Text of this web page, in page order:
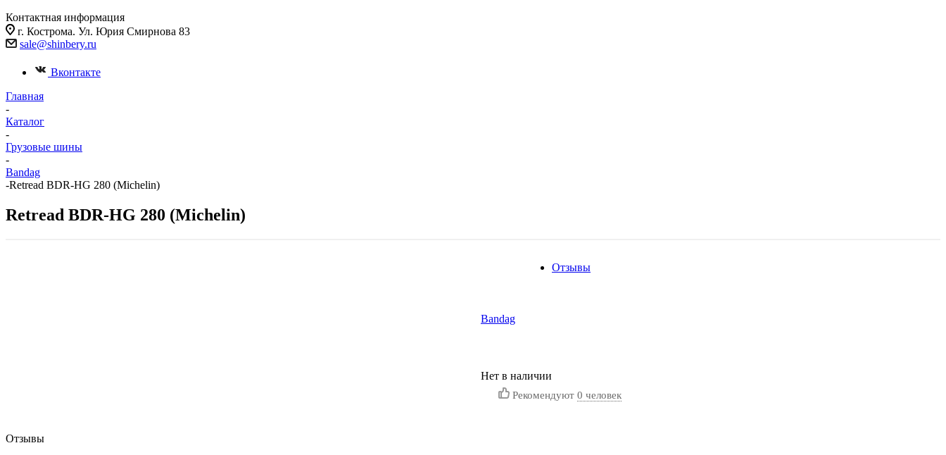
Контактная информация
г. Кострома. Ул. Юрия Смирнова 83
sale@shinbery.ru
Вконтакте
Главная
-
Каталог
-
Грузовые шины
-
Bandag
-Retread BDR-HG 280 (Michelin)
Retread BDR-HG 280 (Michelin)
Bandag
Нет в наличии
Рекомендуют 0 человек
Отзывы
Отзывы